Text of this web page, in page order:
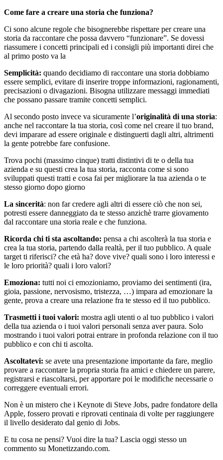
Come fare a creare una storia che funziona?
Ci sono alcune regole che bisognerebbe rispettare per creare una
storia da raccontare che possa davvero “funzionare”. Se dovessi
riassumere i concetti principali ed i consigli più importanti direi che
al primo posto va la
Semplicità: quando decidiamo di raccontare una storia dobbiamo
essere semplici, evitare di inserire troppe informazioni, ragionamenti,
precisazioni o divagazioni. Bisogna utilizzare messaggi immediati
che possano passare tramite concetti semplici.
Al secondo posto invece va sicuramente l’originalità di una storia:
anche nel raccontare la tua storia, così come nel creare il tuo brand,
devi imparare ad essere originale e distinguerti dagli altri, altrimenti
la gente potrebbe fare confusione.
Trova pochi (massimo cinque) tratti distintivi di te o della tua
azienda e su questi crea la tua storia, racconta come si sono
sviluppati questi tratti e cosa fai per migliorare la tua azienda o te
stesso giorno dopo giorno
La sincerità: non far credere agli altri di essere ciò che non sei,
potresti essere danneggiato da te stesso anzichè trarre giovamento
dal raccontare una storia reale e che funziona.
Ricorda chi ti sta ascoltando: pensa a chi ascolterà la tua storia e
crea la tua storia, partendo dalla realtà, per il tuo pubblico. A quale
target ti riferisci? che età ha? dove vive? quali sono i loro interessi e
le loro priorità? quali i loro valori?
Emoziona: tutti noi ci emozioniamo, proviamo dei sentimenti (ira,
gioia, passione, nervosismo, tristezza, …) impara ad emozionare la
gente, prova a creare una relazione fra te stesso ed il tuo pubblico.
Trasmetti i tuoi valori: mostra agli utenti o al tuo pubblico i valori
della tua azienda o i tuoi valori personali senza aver paura. Solo
mostrando i tuoi valori potrai entrare in profonda relazione con il tuo
pubblico e con chi ti ascolta.
Ascoltatevi: se avete una presentazione importante da fare, meglio
provare a raccontare la propria storia fra amici e chiedere un parere,
registrarsi e riascoltarsi, per apportare poi le modifiche necessarie o
correggere eventuali errori.
Non è un mistero che i Keynote di Steve Jobs, padre fondatore della
Apple, fossero provati e riprovati centinaia di volte per raggiungere
il livello desiderato dal genio di Jobs.
E tu cosa ne pensi? Vuoi dire la tua? Lascia oggi stesso un
commento su Monetizzando.com.